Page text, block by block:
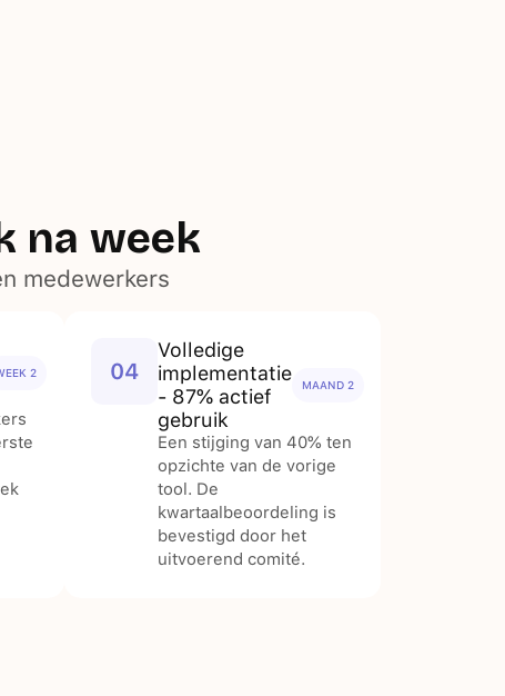
na week
medewerkers
2 04
Volledige
implementatie
- 87% actief
gebruik
MAAND 2
Een stijging van 40% ten
opzichte van de vorige
tool. De
kwartaalbeoordeling is
bevestigd door het
uitvoerend comité.